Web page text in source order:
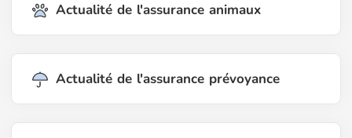
Actualité de l'assurance animaux
Actualité de l'assurance prévoyance